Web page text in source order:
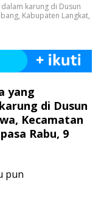
karung di Dusun
Kabupaten Langkat,
yang
di Dusun
Kecamatan
Rabu, 9
pun